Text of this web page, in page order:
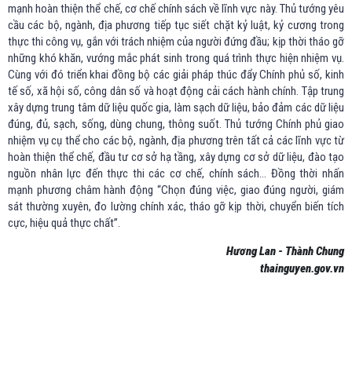
mạnh hoàn thiện thể chế, cơ chế chính sách về lĩnh vực này. Thủ tướng yêu
cầu các bộ, ngành, địa phương tiếp tục siết chặt kỷ luật, kỷ cương trong
thực thi công vụ, gắn với trách nhiệm của người đứng đầu; kịp thời tháo gỡ
những khó khăn, vướng mắc phát sinh trong quá trình thực hiện nhiệm vụ.
Cùng với đó triển khai đồng bộ các giải pháp thúc đẩy Chính phủ số, kinh
tế số, xã hội số, công dân số và hoạt động cải cách hành chính. Tập trung
xây dựng trung tâm dữ liệu quốc gia, làm sạch dữ liệu, bảo đảm các dữ liệu
đúng, đủ, sạch, sống, dùng chung, thông suốt. Thủ tướng Chính phủ giao
nhiệm vụ cụ thể cho các bộ, ngành, địa phương trên tất cả các lĩnh vực từ
hoàn thiện thể chế, đầu tư cơ sở hạ tầng, xây dựng cơ sở dữ liệu, đào tạo
nguồn nhân lực đến thực thi các cơ chế, chính sách... Đồng thời nhấn
mạnh phương châm hành động “Chọn đúng việc, giao đúng người, giám
sát thường xuyên, đo lường chính xác, tháo gỡ kịp thời, chuyển biến tích
cực, hiệu quả thực chất”.
Hương Lan - Thành Chung
thainguyen.gov.vn